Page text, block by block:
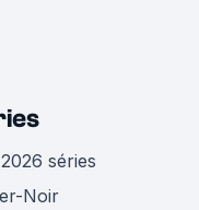
séries
Noir